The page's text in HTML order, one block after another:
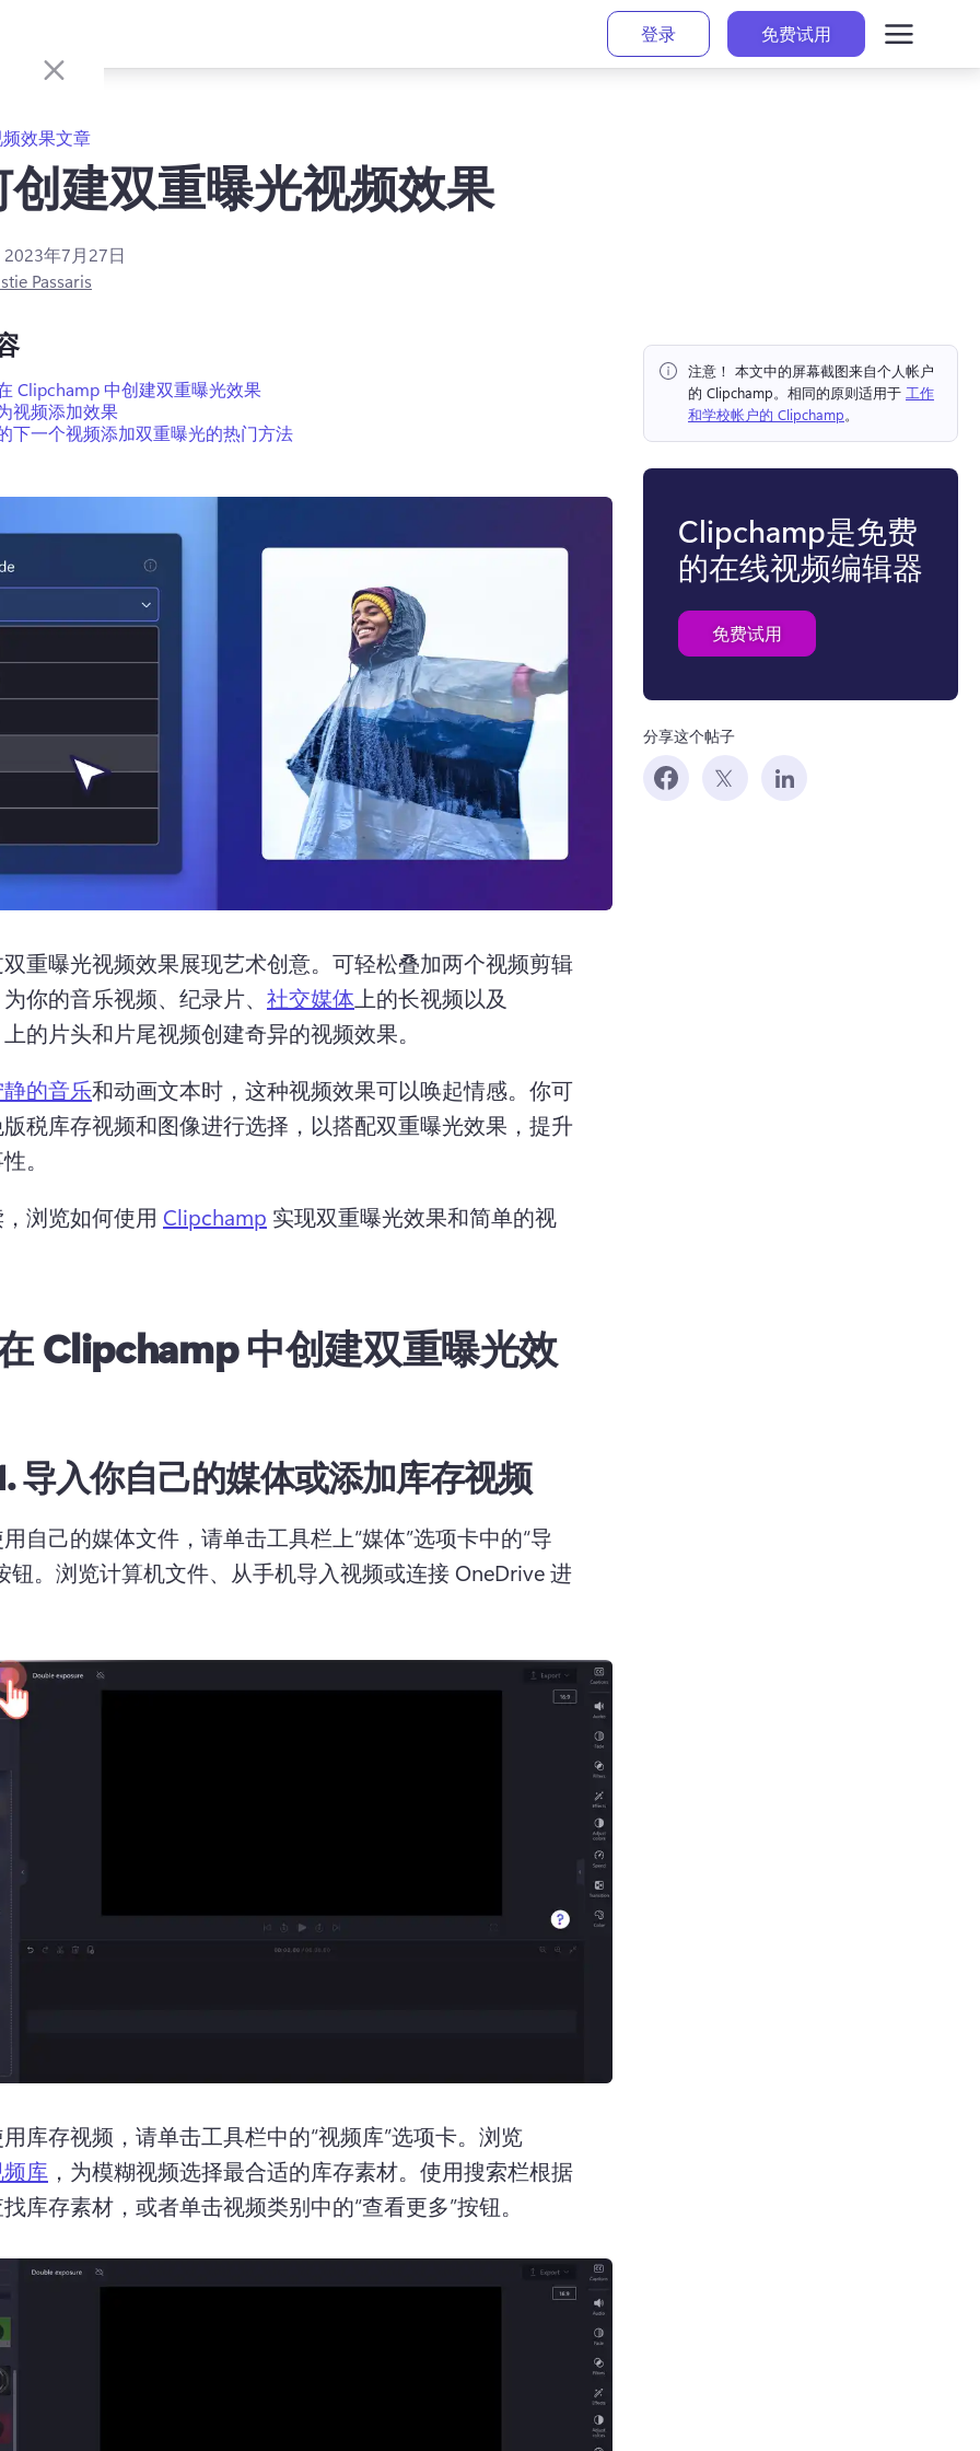
登录 免费试用
效果文章
建双重曝光视频效果
2023年7月27日
Passaris
Clipchamp 中创建双重曝光效果
视频添加效果
下一个视频添加双重曝光的热门方法
重曝光视频效果展现艺术创意。 可轻松叠加两个视频剪辑
你的音乐视频、纪录片、 社交媒体 上的长视频以及
上的片头和片尾视频创建奇异的视频效果。
的音乐和动画文本时，这种视频效果可以唤起情感。 你可
税库存视频和图像进行选择，以搭配双重曝光效果，提升
。
浏览如何使用 Clipchamp 实现双重曝光效果和简单的视
Clipchamp 中创建双重曝光效
导入你自己的媒体或添加库存视频
自己的媒体文件，请单击工具栏上“媒体”选项卡中的“导
。 浏览计算机文件、从手机导入视频或连接 OneDrive 进
库存视频，请单击工具栏中的“视频库”选项卡。 浏览
库 ，为模糊视频选择最合适的库存素材。 使用搜索栏根据
库存素材，或者单击视频类别中的“查看更多”按钮。
注意！ 本文中的屏幕截图来自个人帐户
的 Clipchamp。相同的原则适用于 工作
和学校帐户的 Clipchamp。
Clipchamp是免费
的在线视频编辑器
免费试用
分享这个帖子